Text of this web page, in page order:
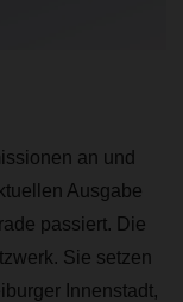
an und
Ausgabe
passiert. Die
Sie setzen
Innenstadt,